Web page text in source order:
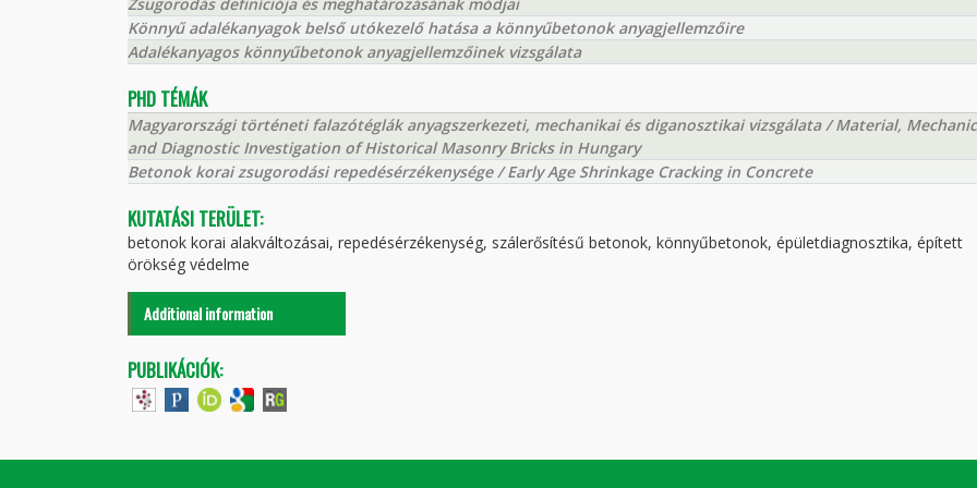
Könnyű adalékanyagok belső utókezelő hatása a könnyűbetonok anyagjellemzőire
Adalékanyagos könnyűbetonok anyagjellemzőinek vizsgálata
PHD TÉMÁK
Magyarországi történeti falazótéglák anyagszerkezeti, mechanikai és diganosztikai vizsgálata / Material,
and Diagnostic Investigation of Historical Masonry Bricks in Hungary
Betonok korai zsugorodási repedésérzékenysége / Early Age Shrinkage Cracking in Concrete
KUTATÁSI TERÜLET:
betonok korai alakváltozásai, repedésérzékenység, szálerősítésű betonok, könnyűbetonok, épületdiagnosztika, épített
örökség védelme
Additional information
PUBLIKÁCIÓK: